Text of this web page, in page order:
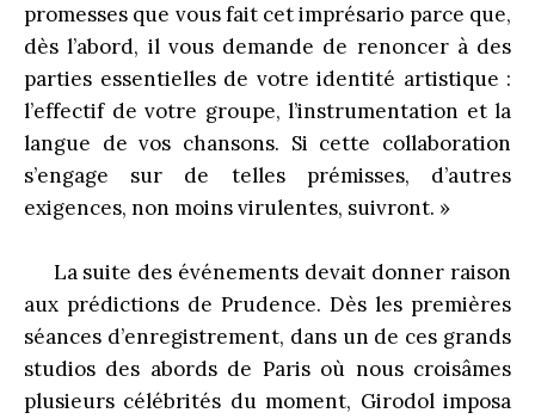
promesses que vous fait cet imprésario parce que,
dès l’abord, il vous demande de renoncer à des
parties essentielles de votre identité artistique :
l’effectif de votre groupe, l’instrumentation et la
langue de vos chansons. Si cette collaboration
s’engage sur de telles prémisses, d’autres
exigences, non moins virulentes, suivront. »
La suite des événements devait donner raison
aux prédictions de Prudence. Dès les premières
séances d’enregistrement, dans un de ces grands
studios des abords de Paris où nous croisâmes
plusieurs célébrités du moment, Girodol imposa